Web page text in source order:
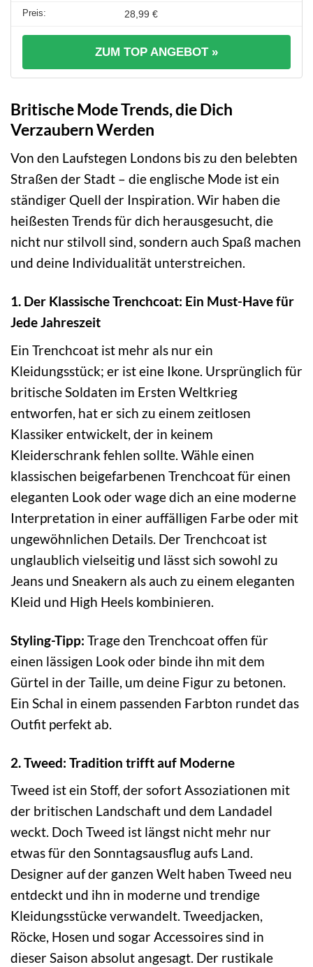
28,99 €
ZUM TOP ANGEBOT »
Britische Mode Trends, die Dich
Verzaubern Werden
Von den Laufstegen Londons bis zu den belebten
Straßen der Stadt – die englische Mode ist ein
ständiger Quell der Inspiration. Wir haben die
heißesten Trends für dich herausgesucht, die
nicht nur stilvoll sind, sondern auch Spaß machen
und deine Individualität unterstreichen.
1. Der Klassische Trenchcoat: Ein Must-Have für
Jede Jahreszeit
Ein Trenchcoat ist mehr als nur ein
Kleidungsstück; er ist eine Ikone. Ursprünglich für
britische Soldaten im Ersten Weltkrieg
entworfen, hat er sich zu einem zeitlosen
Klassiker entwickelt, der in keinem
Kleiderschrank fehlen sollte. Wähle einen
klassischen beigefarbenen Trenchcoat für einen
eleganten Look oder wage dich an eine moderne
Interpretation in einer auffälligen Farbe oder mit
ungewöhnlichen Details. Der Trenchcoat ist
unglaublich vielseitig und lässt sich sowohl zu
Jeans und Sneakern als auch zu einem eleganten
Kleid und High Heels kombinieren.
Styling-Tipp: Trage den Trenchcoat offen für
einen lässigen Look oder binde ihn mit dem
Gürtel in der Taille, um deine Figur zu betonen.
Ein Schal in einem passenden Farbton rundet das
Outfit perfekt ab.
2. Tweed: Tradition trifft auf Moderne
Tweed ist ein Stoff, der sofort Assoziationen mit
der britischen Landschaft und dem Landadel
weckt. Doch Tweed ist längst nicht mehr nur
etwas für den Sonntagsausflug aufs Land.
Designer auf der ganzen Welt haben Tweed neu
entdeckt und ihn in moderne und trendige
Kleidungsstücke verwandelt. Tweedjacken,
Röcke, Hosen und sogar Accessoires sind in
dieser Saison absolut angesagt. Der rustikale